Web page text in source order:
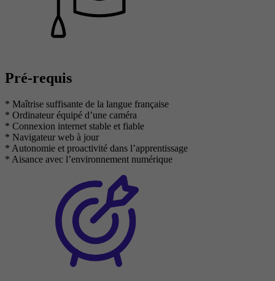
Pré-requis
* Maîtrise suffisante de la langue française
* Ordinateur équipé d’une caméra
* Connexion internet stable et fiable
* Navigateur web à jour
* Autonomie et proactivité dans l’apprentissage
* Aisance avec l’environnement numérique